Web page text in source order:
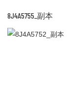
8J4A5755_副本